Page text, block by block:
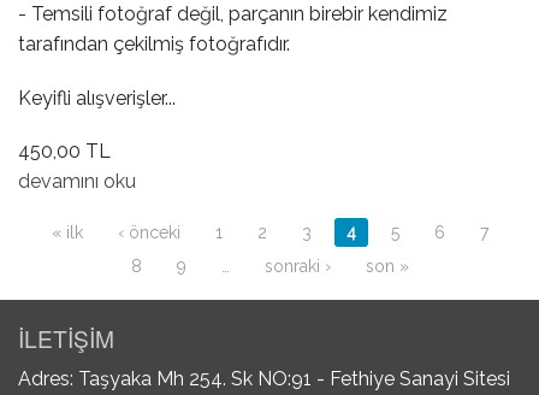
- Temsili fotoğraf değil, parçanın birebir kendimiz
tarafından çekilmiş fotoğrafıdır.
Keyifli alışverişler...
450,00 TL
Far Bağlantı Sacı hakkında
devamını oku
Sayfalar
« ilk ‹ önceki 1 2 3 4 5 6
7
8
9 … sonraki › son »
İLETİŞİM
Adres: Taşyaka Mh 254. Sk NO:91 - Fethiye Sanayi Sitesi